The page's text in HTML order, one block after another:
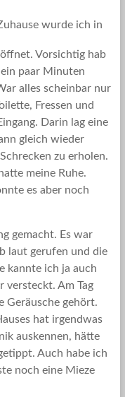
wurde ich in
Vorsichtig hab
paar Minuten
alles scheinbar nur
Fressen und
Darin lag eine
gleich wieder
zu erholen.
meine Ruhe.
es aber noch
gemacht. Es war
laut gerufen und die
kannte ich ja auch
versteckt. Am Tag
Geräusche gehört.
hat irgendwas
auskennen, hätte
Auch habe ich
noch eine Mieze